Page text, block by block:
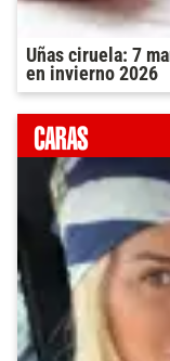
Uñas ciruela: 7
en invierno 2026